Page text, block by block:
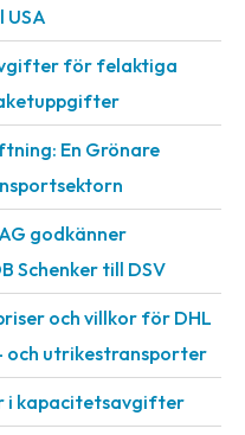
USA
för felaktiga
En Grönare
godkänner
Schenker till DSV
och villkor för DHL
och utrikestransporter
i kapacitetsavgifter